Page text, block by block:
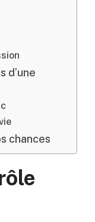
d’une
chances